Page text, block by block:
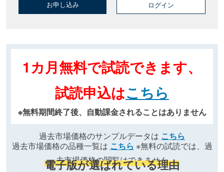
お申し込み ログイン
1カ月無料で試読できます、
試読申込はこちら
※無料期間終了後、自動課金されることはありません
過去市場価格のサンプルデータは こちら
過去市場価格の品種一覧は こちら ※無料の試読では、過
去市場価格の閲覧はできません
電子版が選ばれている理由